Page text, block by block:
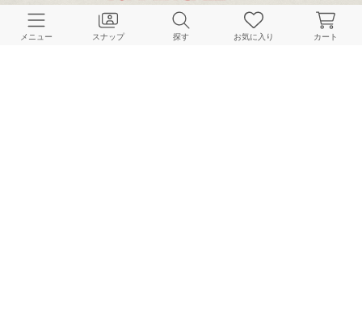
メニュー スナップ 探す お気に入り カート